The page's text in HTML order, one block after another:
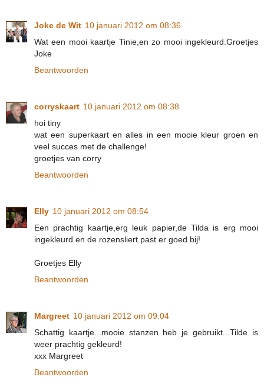
Joke de Wit 10 januari 2012 om 08:36
Wat een mooi kaartje Tinie,en zo mooi ingekleurd.Groetjes
Joke
Beantwoorden
corryskaart 10 januari 2012 om 08:38
hoi tiny
wat een superkaart en alles in een mooie kleur groen en
veel succes met de challenge!
groetjes van corry
Beantwoorden
Elly 10 januari 2012 om 08:54
Een prachtig kaartje,erg leuk papier,de Tilda is erg mooi
ingekleurd en de rozensliert past er goed bij!
Groetjes Elly
Beantwoorden
Margreet 10 januari 2012 om 09:04
Schattig kaartje...mooie stanzen heb je gebruikt...Tilde is
weer prachtig gekleurd!
xxx Margreet
Beantwoorden